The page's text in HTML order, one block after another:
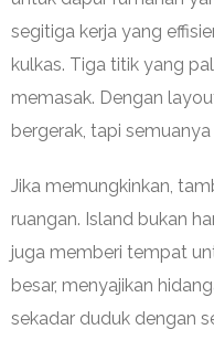
segitiga kerja yang
kulkas. Tiga titik yang
memasak. Dengan
bergerak, tapi
Jika memungkinkan,
ruangan. Island bukan
juga memberi tempat
besar, menyajikan
sekadar duduk dengan